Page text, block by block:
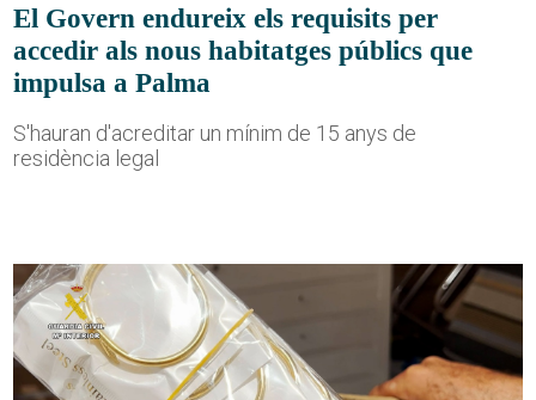
El Govern endureix els requisits per
accedir als nous habitatges públics que
impulsa a Palma
S'hauran d'acreditar un mínim de 15 anys de
residència legal